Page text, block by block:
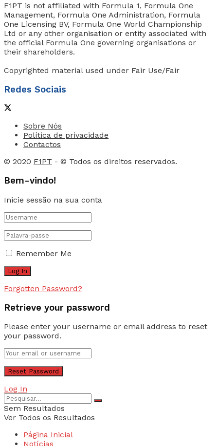
F1PT is not affiliated with Formula 1, Formula One
Management, Formula One Administration, Formula
One Licensing BV, Formula One World Championship
Ltd or any other organisation or entity associated with
the official Formula One governing organisations or
their shareholders.
Copyrighted material used under Fair Use/Fair
Redes Sociais
Sobre Nós
Política de privacidade
Contactos
© 2020 F1PT - © Todos os direitos reservados.
Bem-vindo!
Inicie sessão na sua conta
Remember Me
Forgotten Password?
Retrieve your password
Please enter your username or email address to reset
your password.
Log In
Sem Resultados
Ver Todos os Resultados
Página Inicial
Notícias